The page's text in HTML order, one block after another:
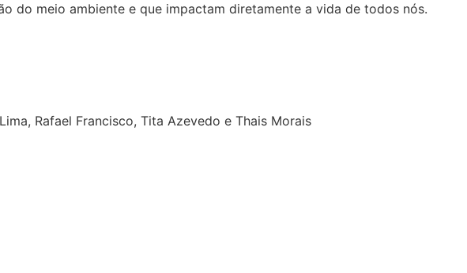
do meio ambiente e que impactam diretamente a vida de todos nós.
Rafael Francisco, Tita Azevedo e Thais Morais